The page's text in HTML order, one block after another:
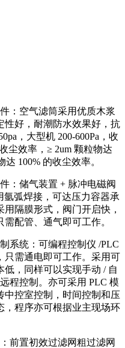
：空气滤筒采用优质木浆
性好，耐潮防水效果好，抗
，大型机 200-600Pa，收
尘效率，≥ 2um 颗粒物达
100% 的收尘效率。
：储气装置 + 脉冲电磁阀
氩弧焊接，可达压力容器承
隔膜形式，阀门开启快，
配管、通气即可工作。
系统：可编程控制仪 /PLC
只需通电即可工作。采用可
，同样可以实现手动 / 自
程控制。亦可采用 PLC 模
中控室控制，时间控制和压
，程序亦可根据业主现场环
前置初效过滤网粗过滤网